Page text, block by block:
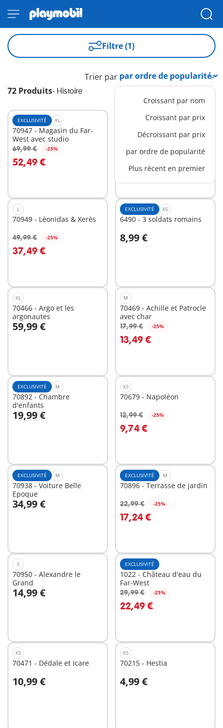
Filtre (1)
72 Produits- Histoire
Trier par
Croissant par nom
Croissant par prix
Décroissant par prix
par ordre de popularité
Plus récent en premier
EXCLUSIVITÉ XL
70947 - Magasin du Far-
West avec studio
69,99 € -25%
52,49 €
Au panier
EXCLUSIVITÉ XL
71711 - Etage
supplémentaire pour
Maison Belle Epoque
59,99 € -25%
44,99 €
Au panier
L
70949 - Léonidas & Xerès
49,99 € -25%
37,49 €
Au panier
EXCLUSIVITÉ XS
6490 - 3 soldats romains
8,99 €
Au panier
XL
70466 - Argo et les
argonautes
59,99 €
Au panier
M
70469 - Achille et Patrocle
avec char
17,99 € -25%
13,49 €
Au panier
EXCLUSIVITÉ M
70892 - Chambre
d'enfants
19,99 €
Au panier
XS
70679 - Napoléon
12,99 € -25%
9,74 €
Au panier
EXCLUSIVITÉ M
70938 - Voiture Belle
Epoque
34,99 €
Au panier
EXCLUSIVITÉ M
70896 - Terrasse de jardin
22,99 € -25%
17,24 €
Au panier
S
70950 - Alexandre le
Grand
14,99 €
Au panier
EXCLUSIVITÉ
1022 - Château d'eau du
Far-West
29,99 € -25%
22,49 €
Au panier
XS
70471 - Dédale et Icare
10,99 €
Au panier
XS
70215 - Hestia
4,99 €
Au panier